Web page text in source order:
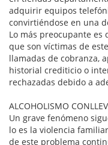
adquirir equipos
convirtiéndose en una
Lo más preocupante es
que son víctimas de
llamadas de cobranza,
historial crediticio o
rechazadas debido a
ALCOHOLISMO
Un grave fenómeno
lo es la violencia
de este problema